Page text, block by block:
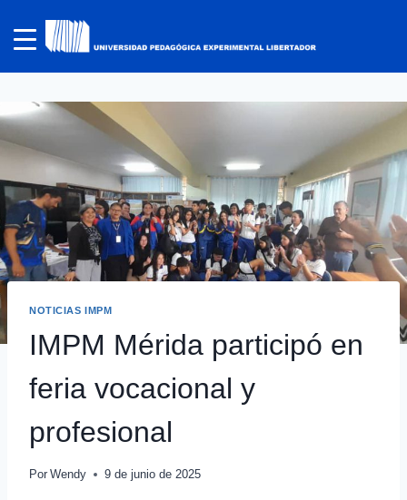
NOTICIAS IMPM
IMPM Mérida participó en
feria vocacional y
profesional
Por Wendy 9 de junio de 2025